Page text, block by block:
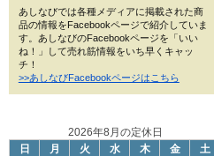
あしなびでは各種メディアに掲載された商
品の情報をFacebookページで紹介していま
す。あしなびのFacebookページを「いい
ね！」して売れ筋情報をいち早くキャッ
チ！
>>あしなびFacebookページはこちら
2026年8月の定休日
日
月 火 水 木 金
土